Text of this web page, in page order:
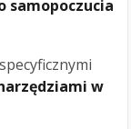
samopoczucia
w